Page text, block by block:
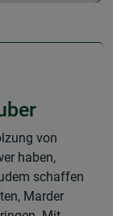
von
haben,
schaffen
Marder